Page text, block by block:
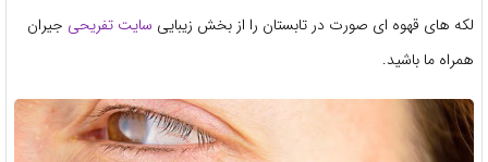
لکه های قهوه ای صورت در تابستان را از بخش زیبایی سایت تفریحی جیران
همراه ما باشید.